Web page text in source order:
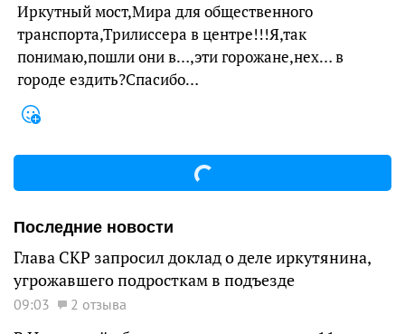
Иркутный мост,Мира для общественного
транспорта,Трилиссера в центре!!!Я,так
понимаю,пошли они в…,эти горожане,нех… в
городе ездить?Спасибо…
Последние новости
Глава СКР запросил доклад о деле иркутянина,
угрожавшего подросткам в подъезде
09:03 2 отзыва